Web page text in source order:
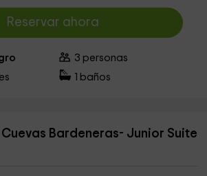
Reservar ahora
3 personas
baños
Bardeneras- Junior Suite